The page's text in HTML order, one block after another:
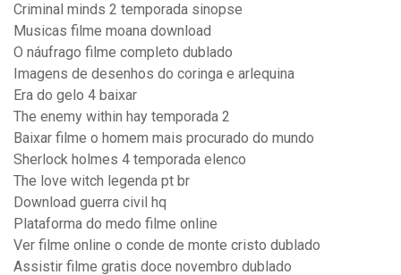
Criminal minds 2 temporada sinopse
Musicas filme moana download
O náufrago filme completo dublado
Imagens de desenhos do coringa e arlequina
Era do gelo 4 baixar
The enemy within hay temporada 2
Baixar filme o homem mais procurado do mundo
Sherlock holmes 4 temporada elenco
The love witch legenda pt br
Download guerra civil hq
Plataforma do medo filme online
Ver filme online o conde de monte cristo dublado
Assistir filme gratis doce novembro dublado